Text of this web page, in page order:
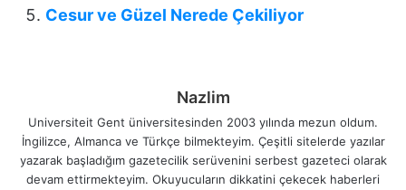
Cesur ve Güzel Nerede Çekiliyor
Nazlim
Universiteit Gent üniversitesinden 2003 yılında mezun oldum.
İngilizce, Almanca ve Türkçe bilmekteyim. Çeşitli sitelerde yazılar
yazarak başladığım gazetecilik serüvenini serbest gazeteci olarak
devam ettirmekteyim. Okuyucuların dikkatini çekecek haberleri